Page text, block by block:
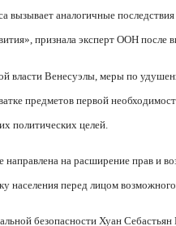
вызывает аналогичные
признала эксперт ООН после
власти Венесуэлы, меры по
предметов первой
политических целей.
направлена на расширение прав и
населения перед лицом
безопасности Хуан